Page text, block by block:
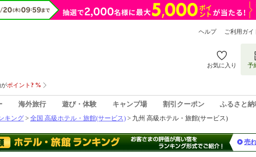
ヘルプ ご利用ガイ
お気に入り 予
海外旅行 遊び・体験 キャンプ場 割引クーポン ふるさと納
キング > 全国 高級ホテル・旅館(サービス) > 九州 高級ホテル・旅館(サービス)
売